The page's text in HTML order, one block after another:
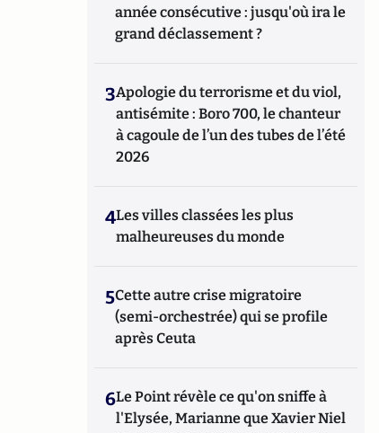
année consécutive : jusqu'où ira le
grand déclassement ?
3Apologie du terrorisme et du viol,
antisémite : Boro 700, le chanteur
à cagoule de l’un des tubes de l’été
2026
4Les villes classées les plus
malheureuses du monde
5Cette autre crise migratoire
(semi-orchestrée) qui se profile
après Ceuta
6Le Point révèle ce qu'on sniffe à
l'Elysée, Marianne que Xavier Niel